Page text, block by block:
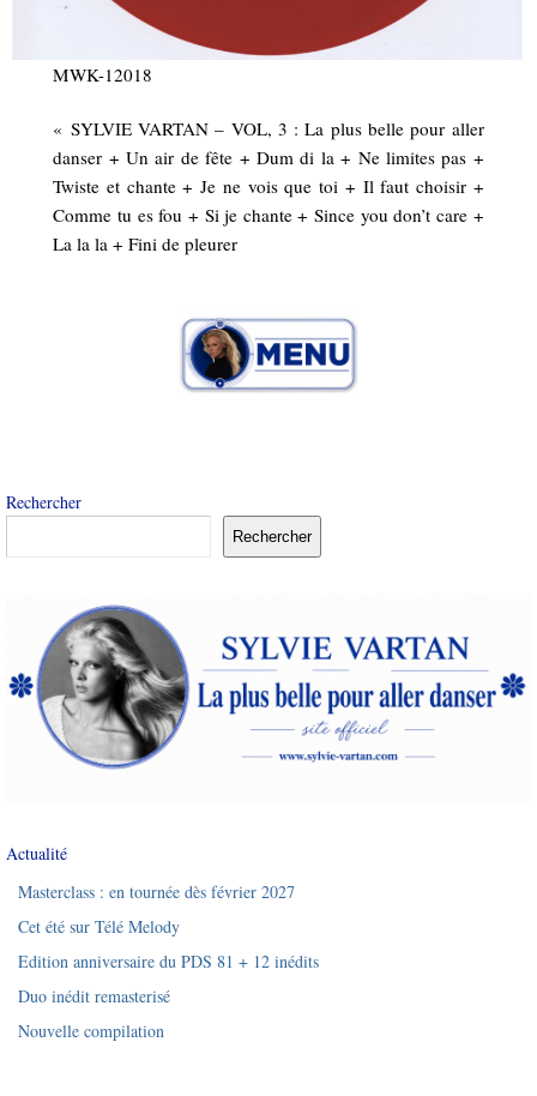
MWK-12018
« SYLVIE VARTAN – VOL, 3 : La plus belle pour aller
danser + Un air de fête + Dum di la + Ne limites pas +
Twiste et chante + Je ne vois que toi + Il faut choisir +
Comme tu es fou + Si je chante + Since you don’t care +
La la la + Fini de pleurer
Rechercher
Rechercher
Actualité
Masterclass : en tournée dès février 2027
Cet été sur Télé Melody
Edition anniversaire du PDS 81 + 12 inédits
Duo inédit remasterisé
Nouvelle compilation